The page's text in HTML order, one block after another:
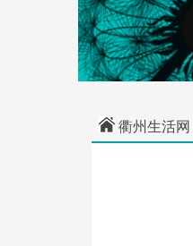
衢州生活网